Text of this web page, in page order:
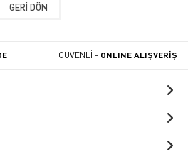
GERI DÖN
GÜVENLİ - ONLINE ALIŞVERİŞ